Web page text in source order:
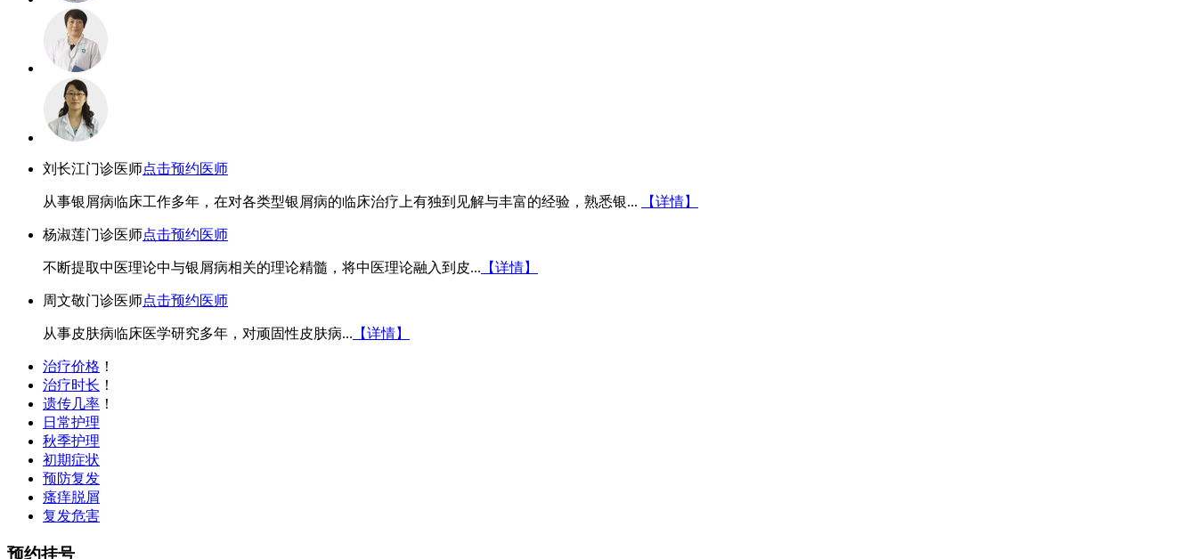
刘长江门诊医师点击预约医师
从事银屑病临床工作多年，在对各类型银屑病的临床治疗上有独到见解与丰富的经验，熟悉银... 【详情】
杨淑莲门诊医师点击预约医师
不断提取中医理论中与银屑病相关的理论精髓，将中医理论融入到皮... 【详情】
周文敬门诊医师点击预约医师
从事皮肤病临床医学研究多年，对顽固性皮肤病... 【详情】
治疗价格 ！
治疗时长 ！
遗传几率 ！
日常护理
秋季护理
初期症状
预防复发
瘙痒脱屑
复发危害
预约挂号